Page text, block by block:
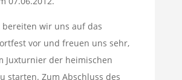
bereiten wir uns auf das
vor und freuen uns sehr,
Juxturnier der heimischen
starten. Zum Abschluss des